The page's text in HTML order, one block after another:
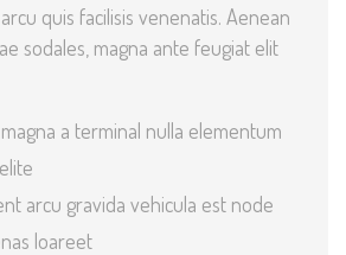
quis facilisis venenatis. Aenean
sodales, magna ante feugiat elit
magna a terminal nulla elementum
arcu gravida vehicula est node
loareet